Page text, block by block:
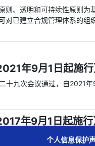
则、透明和可持续性原则为
对已建立合规管理体系的组
年9月1日起施行
九次会议通过，自2021年
年9月1日起施行
个人信息保护